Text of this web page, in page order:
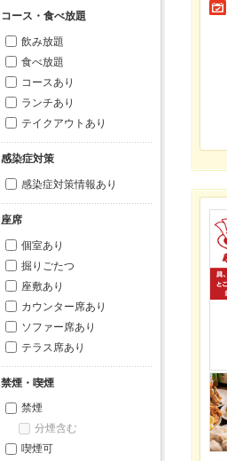
コース・食べ放題
飲み放題
食べ放題
コースあり
ランチあり
テイクアウトあり
感染症対策
感染症対策情報あり
座席
個室あり
掘りごたつ
座敷あり
カウンター席あり
ソファー席あり
テラス席あり
禁煙・喫煙
禁煙
分煙含む
喫煙可